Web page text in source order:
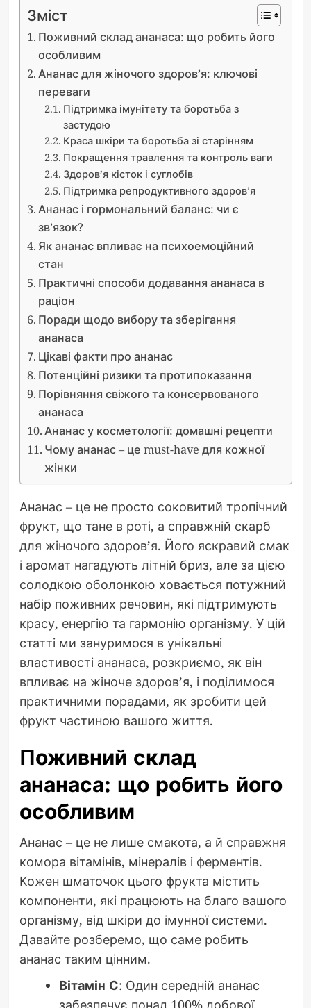
Зміст
Поживний склад ананаса: що робить його
особливим
Ананас для жіночого здоров’я: ключові
переваги
Підтримка імунітету та боротьба з
застудою
Краса шкіри та боротьба зі старінням
Покращення травлення та контроль ваги
Здоров’я кісток і суглобів
Підтримка репродуктивного здоров’я
Ананас і гормональний баланс: чи є
зв’язок?
Як ананас впливає на психоемоційний
стан
Практичні способи додавання ананаса в
раціон
Поради щодо вибору та зберігання
ананаса
Цікаві факти про ананас
Потенційні ризики та протипоказання
Порівняння свіжого та консервованого
ананаса
Ананас у косметології: домашні рецепти
Чому ананас – це must-have для кожної
жінки
Ананас – це не просто соковитий тропічний
фрукт, що тане в роті, а справжній скарб
для жіночого здоров’я. Його яскравий смак
і аромат нагадують літній бриз, але за цією
солодкою оболонкою ховається потужний
набір поживних речовин, які підтримують
красу, енергію та гармонію організму. У цій
статті ми зануримося в унікальні
властивості ананаса, розкриємо, як він
впливає на жіноче здоров’я, і поділимося
практичними порадами, як зробити цей
фрукт частиною вашого життя.
Поживний склад
ананаса: що робить його
особливим
Ананас – це не лише смакота, а й справжня
комора вітамінів, мінералів і ферментів.
Кожен шматочок цього фрукта містить
компоненти, які працюють на благо вашого
організму, від шкіри до імунної системи.
Давайте розберемо, що саме робить
ананас таким цінним.
Вітамін С: Один середній ананас
забезпечує понад 100% добової